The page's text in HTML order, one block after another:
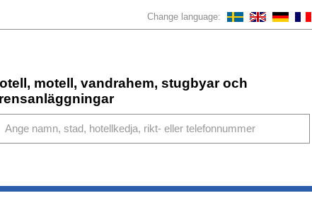
Change language:
motell, vandrahem, stugbyar och